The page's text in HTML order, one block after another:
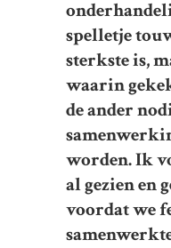
spelletje
sterkste is,
waarin
de ander
worden. Ik
al gezien en
voordat we